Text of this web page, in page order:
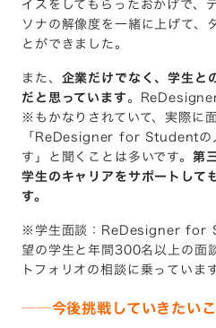
ソナの解像度を一緒に上げて、
とができました。
また、 企業だけでなく、学生と
だと思っています。
※もかなりされていて、実際に
「ReDesigner for Studentの
す」と聞くことは多いです。 第
学生のキャリアをサポートして
す。
※学生面談：ReDesigner for
望の学生と年間300名以上の面
トフォリオの相談に乗っています
──今後挑戦していきたいこ